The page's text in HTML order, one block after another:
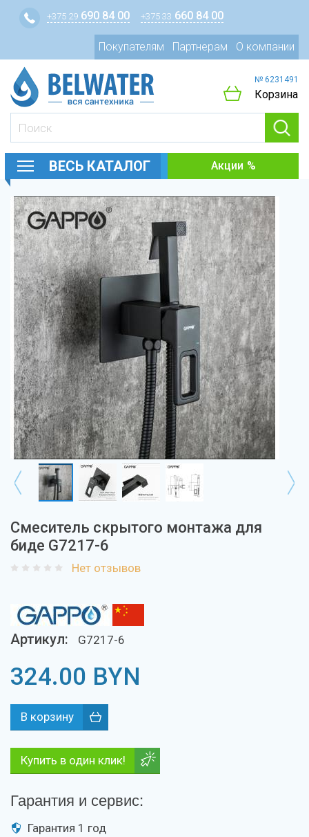
+375 29 690 84 00 +375 33 660 84 00
Покупателям Партнерам О компании
№ 6231491
Корзина
ВЕСЬ КАТАЛОГ Акции
Смеситель скрытого монтажа для
биде G7217-6
Нет отзывов
Артикул: G7217-6
324.00 BYN
Купить в один клик!
Гарантия и сервис:
Гарантия 1 год